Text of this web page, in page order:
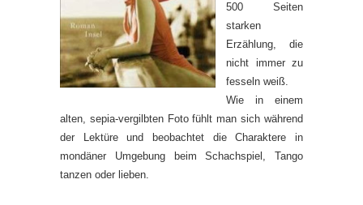
500 Seiten
starken
Erzählung, die
nicht immer zu
fesseln weiß.
Wie in einem
alten, sepia-vergilbten Foto fühlt man sich während
der Lektüre und beobachtet die Charaktere in
mondäner Umgebung beim Schachspiel, Tango
tanzen oder lieben.